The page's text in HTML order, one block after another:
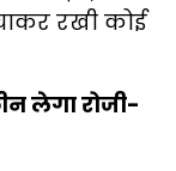
रखी कोई
लेगा रोजी-